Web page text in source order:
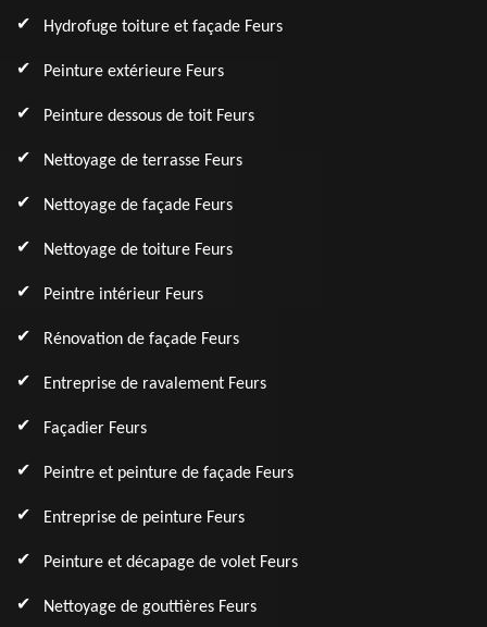
Hydrofuge toiture et façade Feurs
Peinture extérieure Feurs
Peinture dessous de toit Feurs
Nettoyage de terrasse Feurs
Nettoyage de façade Feurs
Nettoyage de toiture Feurs
Peintre intérieur Feurs
Rénovation de façade Feurs
Entreprise de ravalement Feurs
Façadier Feurs
Peintre et peinture de façade Feurs
Entreprise de peinture Feurs
Peinture et décapage de volet Feurs
Nettoyage de gouttières Feurs